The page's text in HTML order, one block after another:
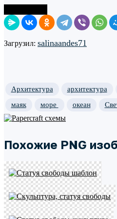
Загрузил: salinaandes71
Архитектура архитектура
маяк
море океан
Похожие PNG